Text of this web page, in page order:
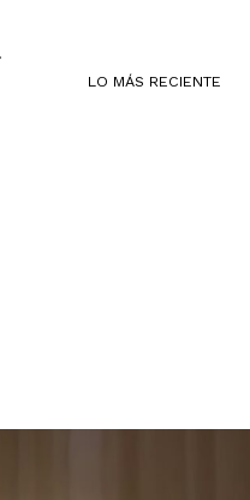
LO MÁS RECIENTE